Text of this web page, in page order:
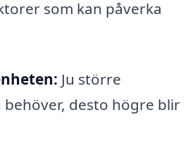
som kan påverka
Ju större
desto högre blir